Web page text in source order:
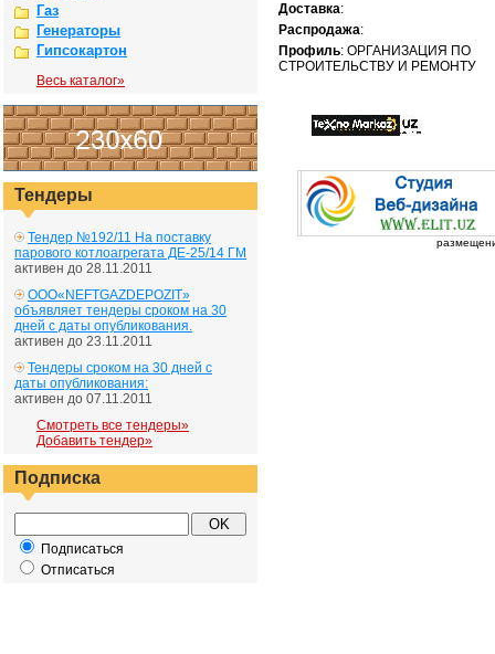
Газ
Генераторы
Гипсокартон
Весь каталог»
Тендеры
Тендер №192/11 На поставку
парового котлоагрегата ДЕ-25/14 ГМ
активен до 28.11.2011
ООО«NEFTGAZDEPOZIT»
объявляет тендеры сроком на 30
дней с даты опубликования.
активен до 23.11.2011
Тендеры сроком на 30 дней с
даты опубликования:
активен до 07.11.2011
Смотреть все тендеры»
Добавить тендер»
Подписка
Подписаться
Отписаться
Доставка:
Распродажа:
Профиль: ОРГАНИЗАЦИЯ ПО
СТРОИТЕЛЬСТВУ И РЕМОНТУ